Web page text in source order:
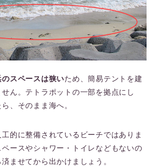
スペースは狭いため、簡易テントを建
ん。テトラポットの一部を拠点にし
、そのまま海へ。
的に整備されているビーチではありま
ースやシャワー・トイレなどもないの
ませてから出かけましょう。